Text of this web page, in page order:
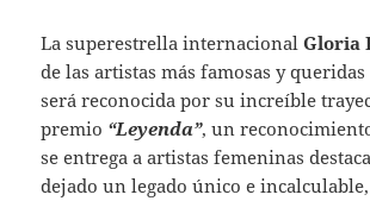
La superestrella internacionalGloria
de las artistas más famosas y
será reconocida por su increíble
premio “Leyenda”, un
se entrega a artistas femeninas
dejado un legado único e